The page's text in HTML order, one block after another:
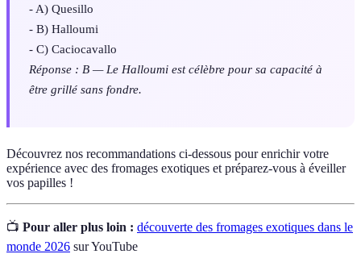
- A) Quesillo
- B) Halloumi
- C) Caciocavallo
Réponse : B — Le Halloumi est célèbre pour sa capacité à
être grillé sans fondre.
Découvrez nos recommandations ci-dessous pour enrichir votre
expérience avec des fromages exotiques et préparez-vous à éveiller
vos papilles !
📺 Pour aller plus loin : découverte des fromages exotiques dans le
monde 2026 sur YouTube